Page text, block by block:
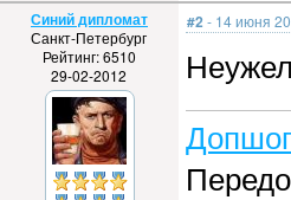
Синий дипломат
Санкт-Петербург
Рейтинг: 6510
29-02-2012
#2 - 14 июня